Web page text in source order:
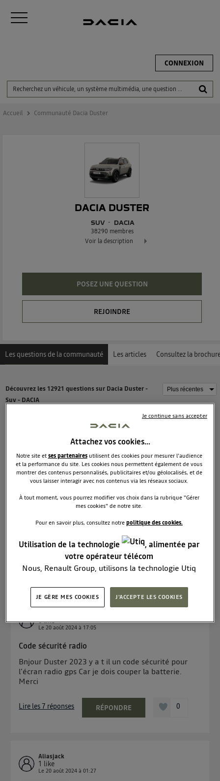
CONNEXION
Accueil Communauté Dacia Duster
DACIA DUSTER
SUV DACIA
38290 membres
Voir la description
POSEZ UNE QUESTION
REJOINDRE
Les questions de la communauté Les articles Consultez la
Découvrez les 12921 questions sur Dacia Duster -
Suv - DACIA
20 août 2024à19:47
Couinements lors de passages dans trous ou
bosses
roule sur une chaussée en mauvais état ( trous et
bosses), j'entends, à l'extérieur, un couinement.
Quelqu'un a t'il observé ce bruit sur son véhicule.
Chez Dacia, ils me disent que cela ne vient pas des
Lire les 3 réponses RÉPONDRE
0like
Le20 août 2024 à 17:05
Code sécurité radio
Bnjour Duster 2023 y a t il un code sécurité pour
l'écran radio gps Car je dois couper la batterie.
Merci
Lire les 7 réponses RÉPONDRE 0
Aliasjack
1 like
Le20 août 2024 à01:27
Attachez vos cookies…
Notre site etses partenairesutilisent des cookies pour mesurer l'audience
et la performance du site. Les cookies nous permettent également de vous
montrer des contenus personnalisés, publicitaires et/ou géolocalisés, et de
vous laisser interagir avec nos contenus via les réseaux sociaux.
À tout moment, vous pourrez modifier vos choix dans la rubrique "Gérer
mes cookies" de notre site.
Pour en savoir plus, consultez notrepolitique des cookies.
Utilisation de la technologie
, alimentée par
votre opérateur télécom
Nous, Renault Group, utilisons la technologie Utiq
cette notice de consentement) et liées à votre
télécom participant
La technologie Utiq a été conçue pour la protection
de vos données personnelles en vous offrant choix et
contrôle.
Elle utilise un identifiant créé par votre opérateur
télécom basé sur votre adresse IP et une référence
de votre contrat internet (ex : votre numéro de
connexion et ayant consenties se verront attribuer le
même identifiant. En général :
JE GÈRE MES COOKIES J'ACCEPTE LES COOKIES
Je continue sans accepter